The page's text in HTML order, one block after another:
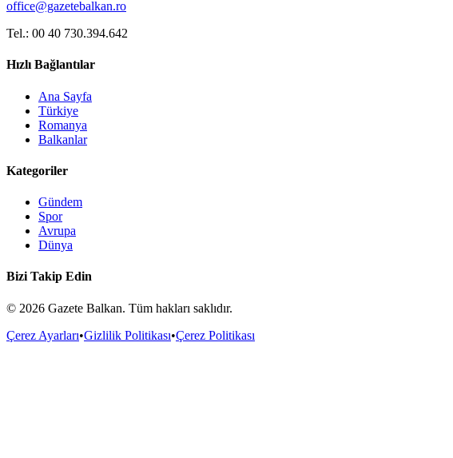
office@gazetebalkan.ro
Tel.: 00 40 730.394.642
Hızlı Bağlantılar
Ana Sayfa
Türkiye
Romanya
Balkanlar
Kategoriler
Gündem
Spor
Avrupa
Dünya
Bizi Takip Edin
© 2026 Gazete Balkan. Tüm hakları saklıdır.
Çerez Ayarları•Gizlilik Politikası•Çerez Politikası